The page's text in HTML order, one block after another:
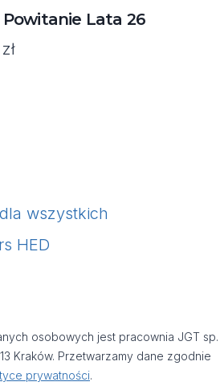
Lata 26
złZakres
wszystkich
HED
osobowych jest pracownia JGT sp.
Kraków. Przetwarzamy dane zgodnie
prywatności.